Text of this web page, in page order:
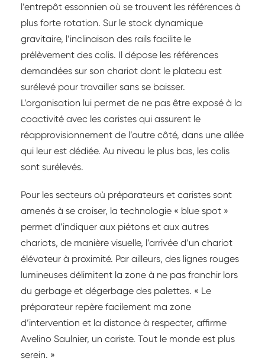
l’entrepôt essonnien où se trouvent les références à
plus forte rotation. Sur le stock dynamique
gravitaire, l’inclinaison des rails facilite le
prélèvement des colis. Il dépose les références
demandées sur son chariot dont le plateau est
surélevé pour travailler sans se baisser.
L’organisation lui permet de ne pas être exposé à la
coactivité avec les caristes qui assurent le
réapprovisionnement de l’autre côté, dans une allée
qui leur est dédiée. Au niveau le plus bas, les colis
sont surélevés.
Pour les secteurs où préparateurs et caristes sont
amenés à se croiser, la technologie « blue spot »
permet d’indiquer aux piétons et aux autres
chariots, de manière visuelle, l’arrivée d’un chariot
élévateur à proximité. Par ailleurs, des lignes rouges
lumineuses délimitent la zone à ne pas franchir lors
du gerbage et dégerbage des palettes. « Le
préparateur repère facilement ma zone
d’intervention et la distance à respecter, affirme
Avelino Saulnier, un cariste. Tout le monde est plus
serein. »